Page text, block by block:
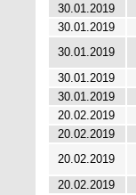
30.01.2019
30.01.2019
30.01.2019
30.01.2019
30.01.2019
20.02.2019
20.02.2019
20.02.2019
20.02.2019